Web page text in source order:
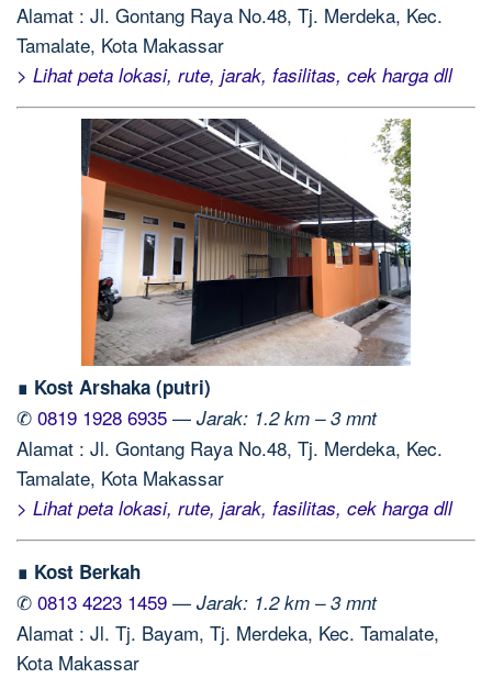
Alamat : Jl. Gontang Raya No.48, Tj. Merdeka, Kec.
Tamalate, Kota Makassar
> Lihat peta lokasi, rute, jarak, fasilitas, cek harga dll
∎ Kost Arshaka (putri)
✆ 0819 1928 6935 — Jarak: 1.2 km – 3 mnt
Alamat : Jl. Gontang Raya No.48, Tj. Merdeka, Kec.
Tamalate, Kota Makassar
> Lihat peta lokasi, rute, jarak, fasilitas, cek harga dll
∎ Kost Berkah
✆ 0813 4223 1459 — Jarak: 1.2 km – 3 mnt
Alamat : Jl. Tj. Bayam, Tj. Merdeka, Kec. Tamalate,
Kota Makassar